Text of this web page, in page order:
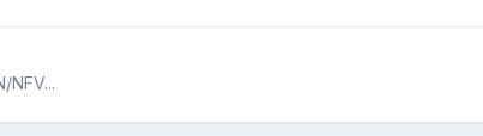
NFV...